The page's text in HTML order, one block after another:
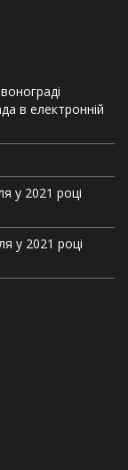
в електронній
у 2021 році
у 2021 році